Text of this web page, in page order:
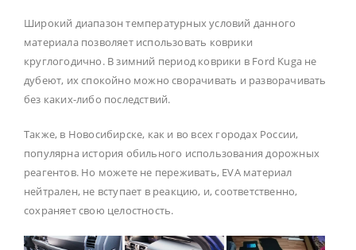
Широкий диапазон температурных условий данного
материала позволяет использовать коврики
круглогодично. В зимний период коврики в Ford Kuga не
дубеют, их спокойно можно сворачивать и разворачивать
без каких-либо последствий.
Также, в Новосибирске, как и во всех городах России,
популярна история обильного использования дорожных
реагентов. Но можете не переживать, EVA материал
нейтрален, не вступает в реакцию, и, соответственно,
сохраняет свою целостность.